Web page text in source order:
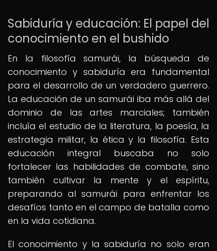
Sabiduría y educación: El papel del
conocimiento en el bushido
En la filosofía samurái, la búsqueda de
conocimiento y sabiduría era fundamental
para el desarrollo de un verdadero guerrero.
La educación de un samurái iba más allá del
dominio de las artes marciales; también
incluía el estudio de la literatura, la poesía, la
estrategia militar, la ética y la filosofía. Esta
educación integral buscaba no solo
fortalecer las habilidades de combate, sino
también cultivar la mente y el espíritu,
preparando al samurái para enfrentar los
desafíos tanto en el campo de batalla como
en la vida cotidiana.
El conocimiento y la sabiduría no solo eran